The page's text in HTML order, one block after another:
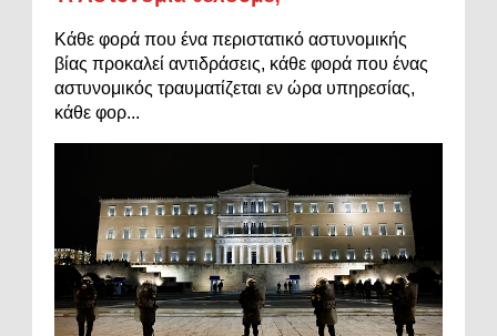
Κάθε φορά που ένα περιστατικό αστυνομικής
βίας προκαλεί αντιδράσεις, κάθε φορά που ένας
αστυνομικός τραυματίζεται εν ώρα υπηρεσίας,
κάθε φορ...